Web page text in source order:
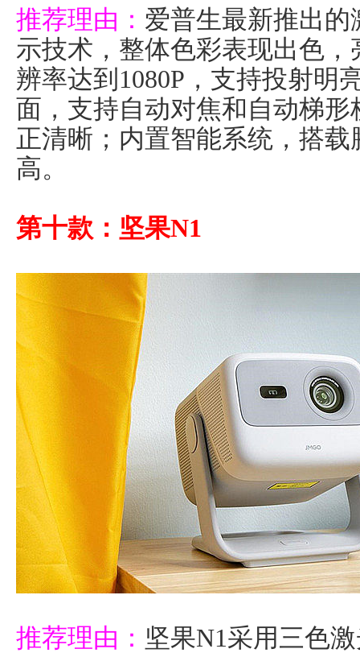
推荐理由： 爱普生最新推出
示技术，整体色彩表现出色，
辨率达到1080P，支持投射明
面，支持自动对焦和自动梯
正清晰；内置智能系统，搭
高。
第十款：坚果N1
推荐理由： 坚果N1采用三色